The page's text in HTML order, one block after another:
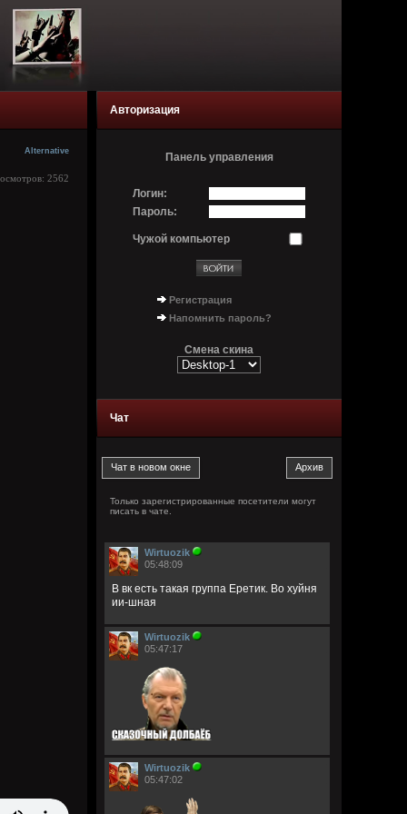
Alternative
2562
Авторизация
Панель управления
Логин:
Пароль:
Чужой компьютер
Регистрация
Напомнить пароль?
Смена скина
Чат
Только зарегистрированные посетители могут
писать в чате.
Wirtuozik
05:48:09
В вк есть такая группа Еретик. Во хуйня
ии-шная
Wirtuozik
05:47:17
Wirtuozik
05:47:02